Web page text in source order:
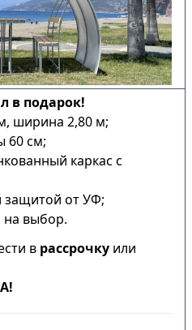
в подарок!
ширина 2,80 м;
60 см;
каркас с
защитой от УФ;
на выбор.
в рассрочку или